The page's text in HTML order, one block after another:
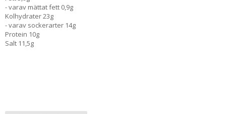
- varav mättat fett 0,9g
Kolhydrater 23g
- varav sockerarter 14g
Protein 10g
Salt 11,5g